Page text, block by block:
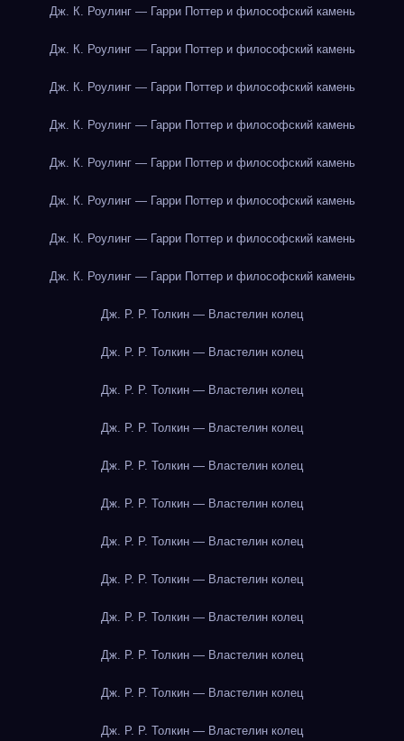
Дж. К. Роулинг — Гарри Поттер и философский камень
Дж. К. Роулинг — Гарри Поттер и философский камень
Дж. К. Роулинг — Гарри Поттер и философский камень
Дж. К. Роулинг — Гарри Поттер и философский камень
Дж. К. Роулинг — Гарри Поттер и философский камень
Дж. К. Роулинг — Гарри Поттер и философский камень
Дж. К. Роулинг — Гарри Поттер и философский камень
Дж. К. Роулинг — Гарри Поттер и философский камень
Дж. Р. Р. Толкин — Властелин колец
Дж. Р. Р. Толкин — Властелин колец
Дж. Р. Р. Толкин — Властелин колец
Дж. Р. Р. Толкин — Властелин колец
Дж. Р. Р. Толкин — Властелин колец
Дж. Р. Р. Толкин — Властелин колец
Дж. Р. Р. Толкин — Властелин колец
Дж. Р. Р. Толкин — Властелин колец
Дж. Р. Р. Толкин — Властелин колец
Дж. Р. Р. Толкин — Властелин колец
Дж. Р. Р. Толкин — Властелин колец
Дж. Р. Р. Толкин — Властелин колец